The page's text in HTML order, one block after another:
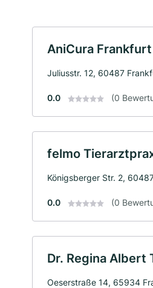
AniCura
Juliusstr. 12, 60487
0.0 (0
felmo
Königsberger Str. 2,
0.0 (0
Dr. Regina Albert
Oeserstraße 14, 65934